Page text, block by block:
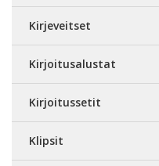
Kirjeveitset
Kirjoitusalustat
Kirjoitussetit
Klipsit